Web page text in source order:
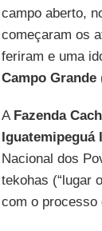
campo aberto,
começaram os
feriram e uma
Campo Grande
A Fazenda
Iguatemipeguá I
Nacional dos
tekohas (“lugar
com o processo